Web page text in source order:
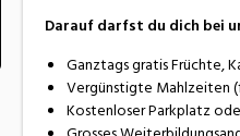
Daraufdarfst du dich bei
Ganztags gratis Früchte,
Vergünstigte Mahlzeiten
Kostenloser Parkplatz